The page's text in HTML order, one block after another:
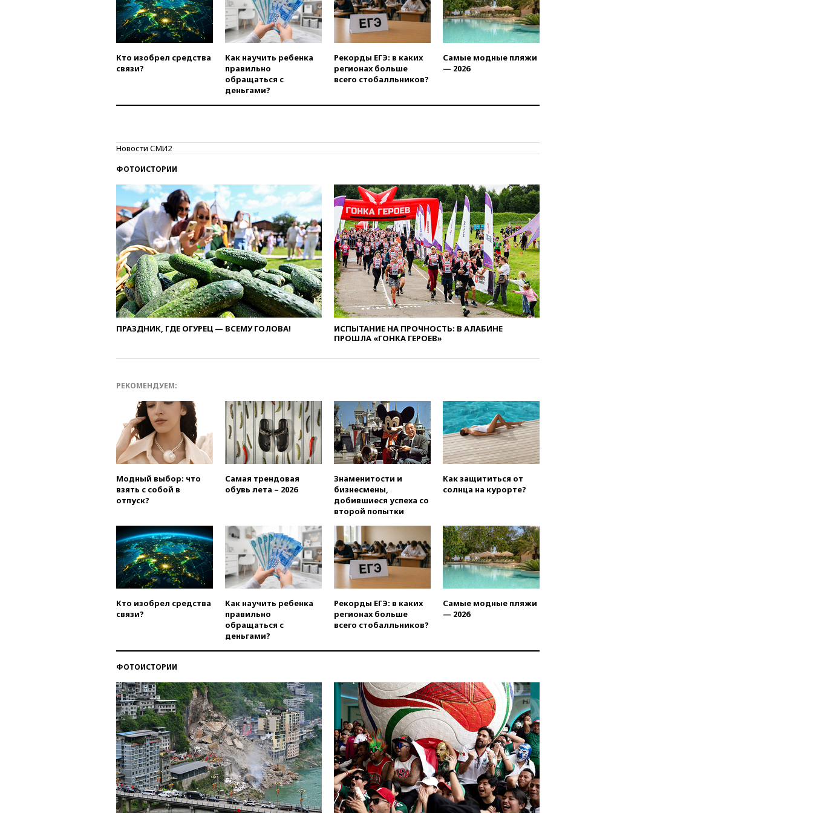
призвал доноров-
республиканцев поддержать
Вэнса на выборах 2028 года
в РФ превысило максимум
2022 года
порядок присвоения воинских
званий добровольцам
Финляндии приходит в упадок
без российских туристов
вчера, 18:35В Жуковском и
аэропорту Геленджика
введены ограничения
вчера, 18:21Зюганов
присоединился к критике
«Яблока»
вчера, 18:15Четыре человека
пострадали при атаках ВСУ на
Белгородскую область
вчера, 18:00Совет мира
строительства военной базы в
Госдуму
вчера, 17:45Правительство
получит «золотую акцию» в
управлении аэропортом
Шереметьево
вчера, 17:35 Шесть человек
пострадали при ударе ВСУ по
автобусу в Запорожской
вчера, 17:25В аэропортах
Сочи и Геленджика сняты
ограничения
вчера, 17:17Власти РФ
помогут пострадавшему от
атак на склады Wildberries
бизнесу
вчера, 16:55
России снизились
вчера, 16:35На
восстановление Херсонской
области направят 6,8 млрд
рублей
вчера, 16:16The Guardian:
ученые США создали
гипоаллергенных собак
вчера, 15:45Спутник
«Электро-Л» № 5 введен в
Кто изобрел средства
связи?
Как научить ребенка
правильно
обращаться с
деньгами?
Рекорды ЕГЭ: в каких
регионах больше
всего стобалльников?
Самые модные пляжи
— 2026
Новости СМИ2
ФОТОИСТОРИИ
ПРАЗДНИК, ГДЕ ОГУРЕЦ — ВСЕМУ ГОЛОВА!
ИСПЫТАНИЕ НА ПРОЧНОСТЬ: В АЛАБИНЕ
ПРОШЛА «ГОНКА ГЕРОЕВ»
РЕКОМЕНДУЕМ:
Модный выбор: что
взять с собой в
отпуск?
Самая трендовая
обувь лета – 2026
Знаменитости и
бизнесмены,
добившиеся успеха со
второй попытки
Как защититься от
солнца на курорте?
Кто изобрел средства
связи?
Как научить ребенка
правильно
обращаться с
деньгами?
Рекорды ЕГЭ: в каких
регионах больше
всего стобалльников?
Самые модные пляжи
— 2026
ФОТОИСТОРИИ